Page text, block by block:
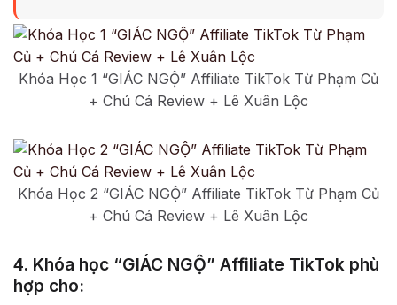
Khóa Học 1 “GIÁC NGỘ” Affiliate TikTok Từ Phạm Củ
+ Chú Cá Review + Lê Xuân Lộc
Khóa Học 2 “GIÁC NGỘ” Affiliate TikTok Từ Phạm Củ
+ Chú Cá Review + Lê Xuân Lộc
4. Khóa học “GIÁC NGỘ” Affiliate TikTok phù
hợp cho: